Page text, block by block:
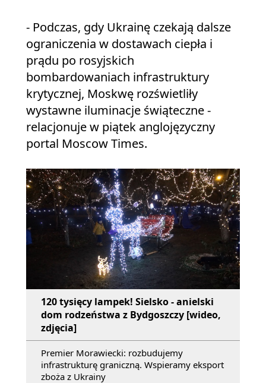
- Podczas, gdy Ukrainę czekają dalsze
ograniczenia w dostawach ciepła i
prądu po rosyjskich
bombardowaniach infrastruktury
krytycznej, Moskwę rozświetliły
wystawne iluminacje świąteczne -
relacjonuje w piątek anglojęzyczny
portal Moscow Times.
120 tysięcy lampek! Sielsko - anielski
dom rodzeństwa z Bydgoszczy [wideo,
zdjęcia]
Premier Morawiecki: rozbudujemy
infrastrukturę graniczną. Wspieramy eksport
zboża z Ukrainy